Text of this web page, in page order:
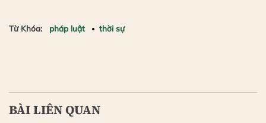
Từ Khóa: pháp luật thời sự
BÀI LIÊN QUAN